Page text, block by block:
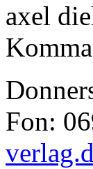
axel
Fon: